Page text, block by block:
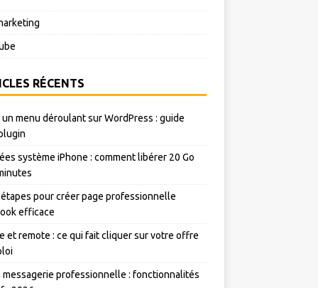
RÉCENTS
un menu déroulant sur WordPress : guide
système iPhone : comment libérer 20 Go
étapes pour créer page professionnelle
efficace
et remote : ce qui fait cliquer sur votre offre
messagerie professionnelle : fonctionnalités